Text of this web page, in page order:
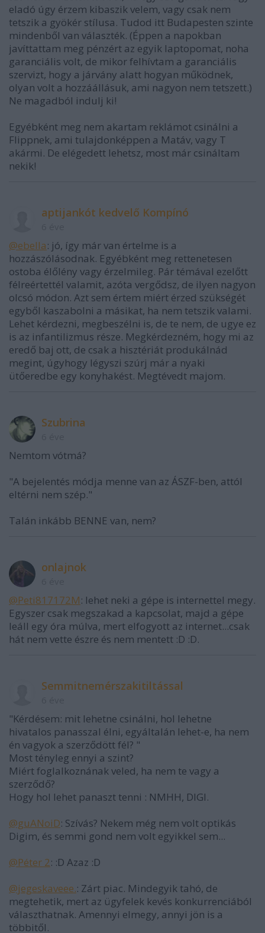
eladó úgy érzem kibaszik velem, vagy csak nem
tetszik a gyökér stílusa. Tudod itt Budapesten szinte
mindenből van választék. (Éppen a napokban
javíttattam meg pénzért az egyik laptopomat, noha
garanciális volt, de mikor felhívtam a garanciális
szervizt, hogy a járvány alatt hogyan működnek,
olyan volt a hozzáállásuk, ami nagyon nem tetszett.)
Ne magadból indulj ki!
Egyébként meg nem akartam reklámot csinálni a
Flippnek, ami tulajdonképpen a Matáv, vagy T
akármi. De elégedett lehetsz, most már csináltam
nekik!
aptijankót kedvelő Kompínó
@ebella: jó, így már van értelme is a
hozzászólásodnak. Egyébként meg rettenetesen
ostoba élőlény vagy érzelmileg. Pár témával ezelőtt
félreértettél valamit, azóta vergődsz, de ilyen nagyon
olcsó módon. Azt sem értem miért érzed szükségét
egyből kaszabolni a másikat, ha nem tetszik valami.
Lehet kérdezni, megbeszélni is, de te nem, de ugye ez
is az infantilizmus része. Megkérdezném, hogy mi az
eredő baj ott, de csak a hisztériát produkálnád
megint, úgyhogy légyszi szúrj már a nyaki
ütőeredbe egy konyhakést. Megtévedt majom.
Szubrina
Nemtom vótmá?
"A bejelentés módja menne van az ÁSZF-ben, attól
eltérni nem szép."
Talán inkább BENNE van, nem?
onlajnok
@Peti817172M: lehet neki a gépe is internettel megy.
Egyszer csak megszakad a kapcsolat, majd a gépe
leáll egy óra múlva, mert elfogyott az internet...csak
hát nem vette észre és nem mentett :D :D.
Semmitnemérszakitiltással
"Kérdésem: mit lehetne csinálni, hol lehetne
hivatalos panasszal élni, egyáltalán lehet-e, ha nem
én vagyok a szerződött fél? "
Most tényleg ennyi a szint?
Miért foglalkoznának veled, ha nem te vagy a
szerződő?
Hogy hol lehet panaszt tenni : NMHH, DIGI.
@guANoiD: Szívás? Nekem még nem volt optikás
Digim, és semmi gond nem volt egyikkel sem...
@Péter 2: :D Azaz :D
@jegeskaveee.: Zárt piac. Mindegyik tahó, de
megtehetik, mert az ügyfelek kevés konkurrenciából
választhatnak. Amennyi elmegy, annyi jön is a
többitől.